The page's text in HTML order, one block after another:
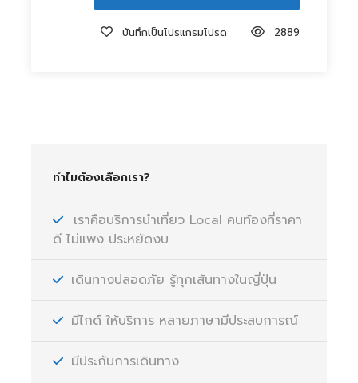
บันทึกเป็นโปรแกรมโปรด 2889
ทำไมต้องเลือกเรา?
เราคือบริการนำเที่ยว Local คนท้องที่ราคา
ดี ไม่แพง ประหยัดงบ
เดินทางปลอดภัย รู้ทุกเส้นทางในญี่ปุ่น
มีไกด์ ให้บริการ หลายภาษามีประสบการณ์
มีประกันการเดินทาง